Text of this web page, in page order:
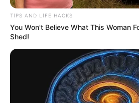
HAQQIMIZDA
ƏLAQƏ
Tel:
E-mail:
TIPS AND LIFE HACKS
You Won't Believe What This Woman
Shed!